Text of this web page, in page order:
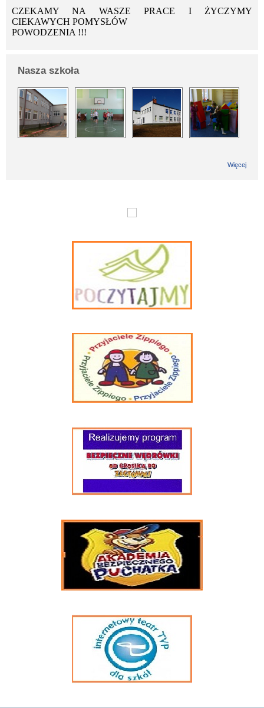
CZEKAMY NA WASZE PRACE I ŻYCZYMY
CIEKAWYCH POMYSŁÓW
POWODZENIA !!!
Nasza szkoła
Więcej